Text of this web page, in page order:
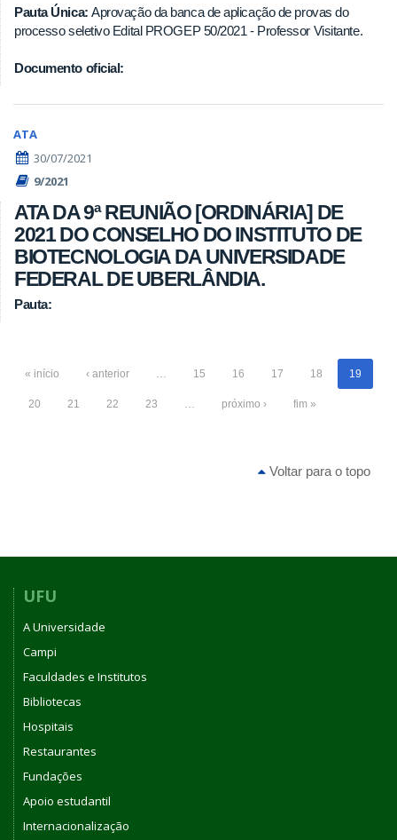
Pauta Única: Aprovação da banca de aplicação de provas do
processo seletivo Edital PROGEP 50/2021 - Professor Visitante.
Documento oficial:
ATA
30/07/2021
9/2021
ATA DA 9ª REUNIÃO [ORDINÁRIA] DE
2021 DO CONSELHO DO INSTITUTO DE
BIOTECNOLOGIA DA UNIVERSIDADE
FEDERAL DE UBERLÂNDIA.
Pauta:
« início ‹ anterior … 15 16 17 18 19
20 21 22 23 … próximo › fim »
Voltar para o topo
UFU
A Universidade
Campi
Faculdades e Institutos
Bibliotecas
Hospitais
Restaurantes
Fundações
Apoio estudantil
Internacionalização